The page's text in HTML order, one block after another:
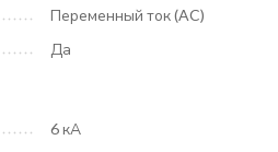
Переменный ток (AC)
Да
6 кА